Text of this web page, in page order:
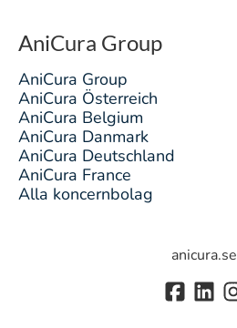
AniCura Group
AniCura Group
AniCura Österreich
AniCura Belgium
AniCura Danmark
AniCura Deutschland
AniCura France
Alla koncernbolag
anicura.se